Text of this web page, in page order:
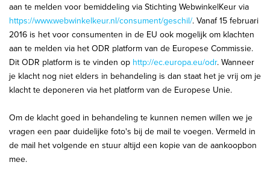
aan te melden voor bemiddeling via Stichting WebwinkelKeur via
https://www.webwinkelkeur.nl/consument/geschil/. Vanaf 15 februari
2016 is het voor consumenten in de EU ook mogelijk om klachten
aan te melden via het ODR platform van de Europese Commissie.
Dit ODR platform is te vinden op http://ec.europa.eu/odr. Wanneer
je klacht nog niet elders in behandeling is dan staat het je vrij om je
klacht te deponeren via het platform van de Europese Unie.
Om de klacht goed in behandeling te kunnen nemen willen we je
vragen een paar duidelijke foto's bij de mail te voegen. Vermeld in
de mail het volgende en stuur altijd een kopie van de aankoopbon
mee.